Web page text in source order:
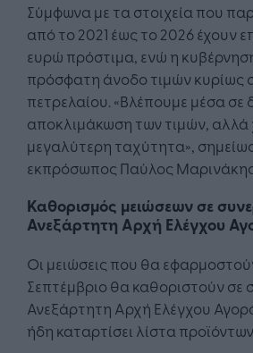
Σύμφωνα με τα στοιχεία που
από το 2021 έως το 2026 έχουν
ευρώ πρόστιμα, ενώ η
πρόσφατη άνοδο τιμών κυρίως
πετρελαίου. «Βλέπουμε μέσα σε
αποκλιμάκωση των τιμών, αλλά
μεγαλύτερη ταχύτητα»,
εκπρόσωπος Παύλος
Καθορισμός μειώσεων σε
Ανεξάρτητη Αρχή Ελέγχου
Οι μειώσεις που θα
Σεπτέμβριο θα καθοριστούν σε
Ανεξάρτητη Αρχή Ελέγχου
ήδη καταρτίσει λίστα